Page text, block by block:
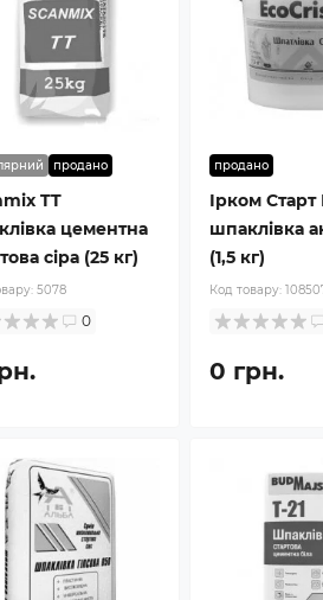
продано
TT
цементна
сіра (25 кг)
5078
0
продано
Ірком Старт
шпаклівка
(1,5 кг)
Код товару:
0 грн.